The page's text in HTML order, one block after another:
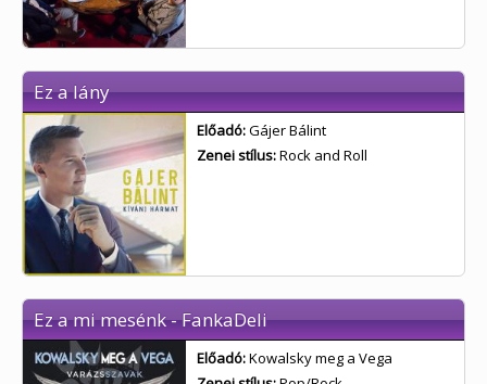
Ez a lány
Előadó:Gájer Bálint
Zenei stílus:Rock and Roll
Ez a mi mesénk - FankaDeli
Előadó:Kowalsky meg a Vega